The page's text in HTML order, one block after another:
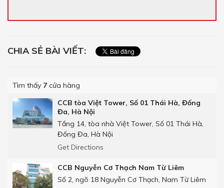
CHIA SẺ BÀI VIẾT:
Tìm thấy 7 cửa hàng
CCB tòa Việt Tower, Số 01 Thái Hà, Đống
Đa, Hà Nội
Tầng 14, tòa nhà Việt Tower, Số 01 Thái Hà,
Đống Đa, Hà Nội
Get Directions
CCB Nguyễn Cơ Thạch Nam Từ Liêm
Số 2, ngõ 18 Nguyễn Cơ Thạch, Nam Từ Liêm